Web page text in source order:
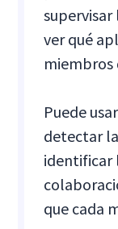
ver qué
miembros
Puede
detectar
identificar
que cada